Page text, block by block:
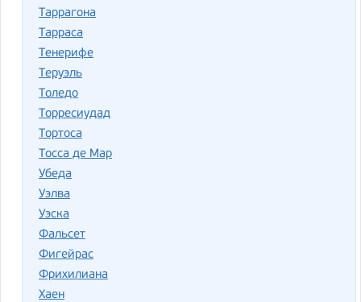
Таррагона
Тарраса
Тенерифе
Теруэль
Толедо
Торресиудад
Тортоса
Тосса де Мар
Убеда
Уэлва
Уэска
Фальсет
Фигейрас
Фрихилиана
Хаен